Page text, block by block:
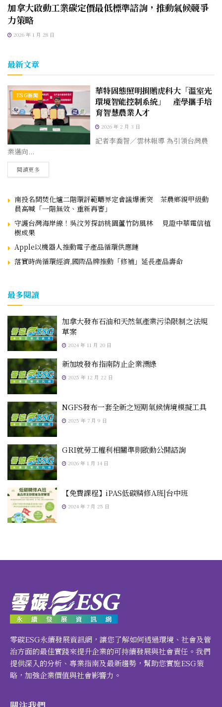
加拿大啟動工業碳定價最低標準諮詢，推動氣候競爭
力策略
2026 年 1 月 28 日
最新文章
ESG新聞
華特固態照明捐贈虎科大「溫室光
環境智能控制系統」 產學攜手培
育智慧農業人才
2026 年 2 月 3 日
記者李喬智／雲林報導 為引領台灣農
業邁向...
閱讀更多
南投名間焚化爐二階環評範疇界定會議爆衝突 茶農鄉親甲級動
員高喊「一階無效、重新再審」
守護台灣海岸線！吳汶芳探訪桃園蘆竹防風林 見證中華電信植
樹成果
Apple以機器人推動電子產品循環供應鏈
落實時尚循環經濟,國際品牌推動「修補」延長產品壽命
最多閱讀
加拿大發布石油和天然氣產業污染限制之法規
草案
2024 年 11 月 20 日
新加坡發布指南防止企業漂綠
2025 年 12 月 22 日
NGFS發布一套全新之短期氣候情境模擬工具
2025 年 7 月 9 日
GRI就勞工權利相關準則啟動公開諮詢
2026 年 1 月 14 日
【免費課程】iPAS低碳精修A班|台中班
2024 年 7 月 25 日
零碳ESG永續發展資訊網，讓您了解如何透過環境、社會及管
治方面的最佳實踐來提升企業的可持續發展與社會責任。我們
提供深入的分析、專業指南及最新趨勢，幫助您實施ESG策
略，加強企業價值與社會影響力。